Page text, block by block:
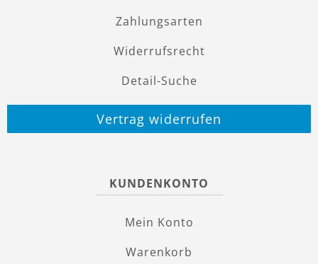
Zahlungsarten
Widerrufsrecht
Detail-Suche
Vertrag widerrufen
KUNDENKONTO
Mein Konto
Warenkorb